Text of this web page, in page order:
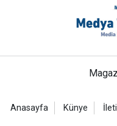
Anasayfa Künye